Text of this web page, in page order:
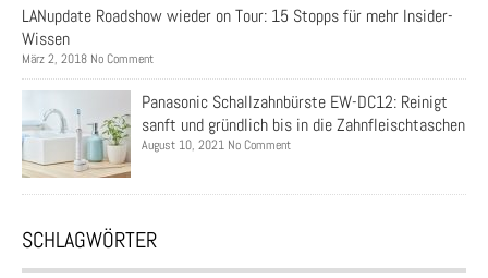
LANupdate Roadshow wieder on Tour: 15 Stopps für mehr Insider-
Wissen
März 2, 2018 No Comment
Panasonic Schallzahnbürste EW-DC12: Reinigt
sanft und gründlich bis in die Zahnfleischtaschen
August 10, 2021 No Comment
SCHLAGWÖRTER